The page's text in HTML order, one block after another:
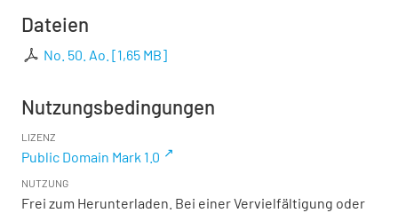
Dateien
No. 50. Ao. [1,65 MB]
Nutzungsbedingungen
LIZENZ
Public Domain Mark 1.0
NUTZUNG
Frei zum Herunterladen. Bei einer Vervielfältigung oder